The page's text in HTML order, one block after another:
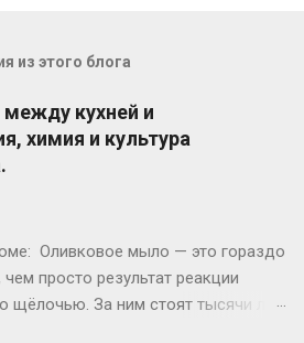
из этого блога
кухней и
химия и культура
Оливковое мыло — это гораздо
просто результат реакции
щёлочью. За ним стоят тысячи лет